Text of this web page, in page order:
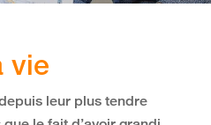
vie
leur plus tendre